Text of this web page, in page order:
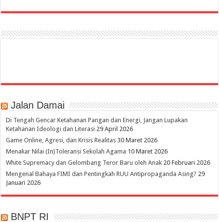
Jalan Damai
Di Tengah Gencar Ketahanan Pangan dan Energi, Jangan Lupakan
Ketahanan Ideologi dan Literasi 29 April 2026
Game Online, Agresi, dan Krisis Realitas 30 Maret 2026
Menakar Nilai (In)Toleransi Sekolah Agama 10 Maret 2026
White Supremacy dan Gelombang Teror Baru oleh Anak 20 Februari 2026
Mengenal Bahaya FIMI dan Pentingkah RUU Antipropaganda Asing? 29
Januari 2026
BNPT RI